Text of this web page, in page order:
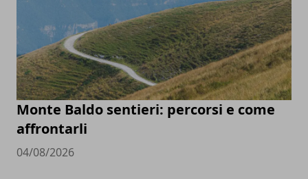
Monte Baldo sentieri: percorsi e come
affrontarli
04/08/2026